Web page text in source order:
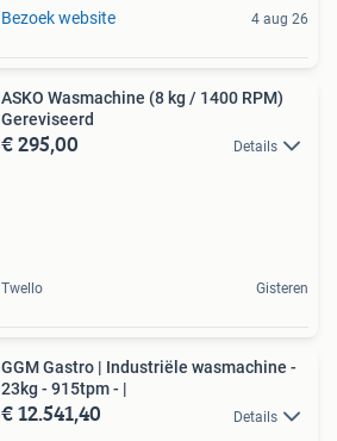
Bezoek website 4 aug 26
ASKO Wasmachine (8 kg / 1400 RPM)
Gereviseerd
€ 295,00 Details
Twello Gisteren
GGM Gastro | Industriële wasmachine -
23kg - 915tpm - |
€ 12.541,40 Details